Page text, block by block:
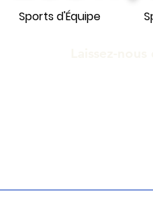
Sports d'Équipe